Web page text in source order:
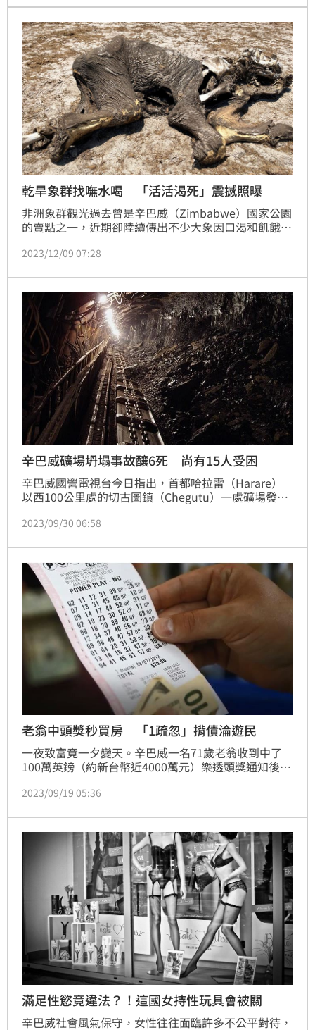
乾旱象群找嘸水喝 「活活渴死」震撼照曝
非洲象群觀光過去曾是辛巴威（Zimbabwe）國家公園
的賣點之一，近期卻陸續傳出不少大象因口渴和飢餓而
巴威國家公園出售活體象的理由之一，若失去這金源，
2023/12/09 07:28
辛巴威礦場坍塌事故釀6死 尚有15人受困
辛巴威國營電視台今日指出，首都哈拉雷（Harare）
以西100公里處的切古圖鎮（Chegutu）一處礦場發生
2023/09/30 06:58
老翁中頭獎秒買房 「1疏忽」揹債淪遊民
一夜致富竟一夕變天。辛巴威一名71歲老翁收到中了
100萬英鎊（約新台幣近4000萬元）樂透頭獎通知後，
居，甚至因為負債、老家被沒收而無家可歸。
2023/09/19 05:36
滿足性慾竟違法？！這國女持性玩具會被關
辛巴威社會風氣保守，女性往往面臨許多不公平對待，